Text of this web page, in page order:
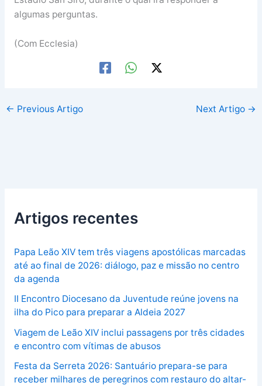
algumas perguntas.
(Com Ecclesia)
← Previous Artigo Next Artigo →
Artigos recentes
Papa Leão XIV tem três viagens apostólicas marcadas
até ao final de 2026: diálogo, paz e missão no centro
da agenda
II Encontro Diocesano da Juventude reúne jovens na
ilha do Pico para preparar a Aldeia 2027
Viagem de Leão XIV inclui passagens por três cidades
e encontro com vítimas de abusos
Festa da Serreta 2026: Santuário prepara-se para
receber milhares de peregrinos com restauro do altar-